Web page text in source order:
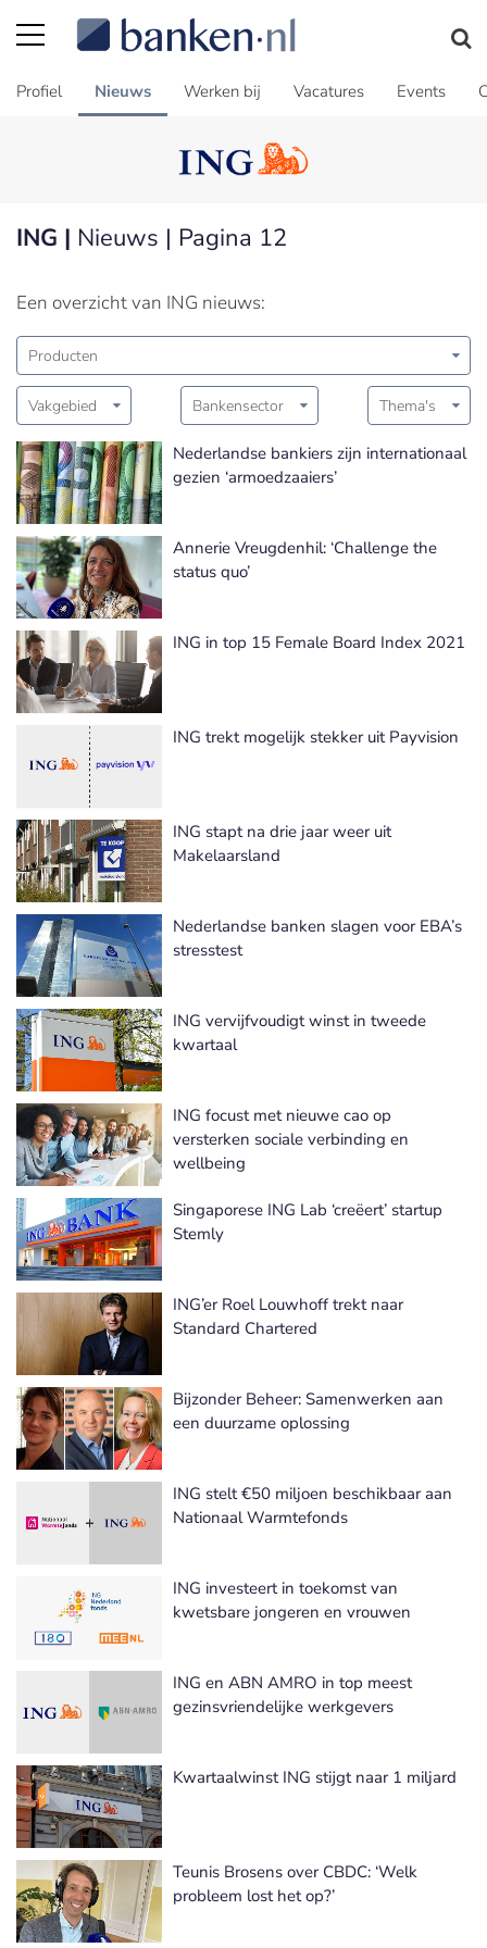
Profiel Nieuws Werken bij Vacatures Events
ING | Nieuws | Pagina 12
Een overzicht van ING nieuws:
Producten
Vakgebied Bankensector Thema's
Nederlandse bankiers zijn internationaal
gezien ‘armoedzaaiers’
Annerie Vreugdenhil: ‘Challenge the
status quo’
ING in top 15 Female Board Index 2021
ING trekt mogelijk stekker uit Payvision
ING stapt na drie jaar weer uit
Makelaarsland
Nederlandse banken slagen voor EBA’s
stresstest
ING vervijfvoudigt winst in tweede
kwartaal
ING focust met nieuwe cao op
versterken sociale verbinding en
wellbeing
Singaporese ING Lab ‘creëert’ startup
Stemly
ING’er Roel Louwhoff trekt naar
Standard Chartered
Bijzonder Beheer: Samenwerken aan
een duurzame oplossing
ING stelt €50 miljoen beschikbaar aan
Nationaal Warmtefonds
ING investeert in toekomst van
kwetsbare jongeren en vrouwen
ING en ABN AMRO in top meest
gezinsvriendelijke werkgevers
Kwartaalwinst ING stijgt naar 1 miljard
Teunis Brosens over CBDC: ‘Welk
probleem lost het op?’